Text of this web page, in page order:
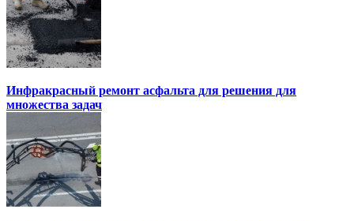
Инфракрасный ремонт асфальта для решения для
множества задач